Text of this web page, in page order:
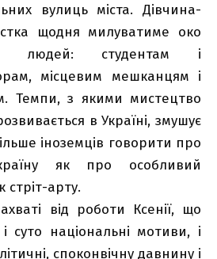
вулиць міста. Дівчина-
щодня милуватиме око
людей: студентам і
місцевим мешканцям і
Темпи, з якими мистецтво
в Україні, змушує
іноземців говорити про
як про особливий
стріт-арту.
від роботи Ксенії, що
суто національні мотиви, і
споконвічну давнину і